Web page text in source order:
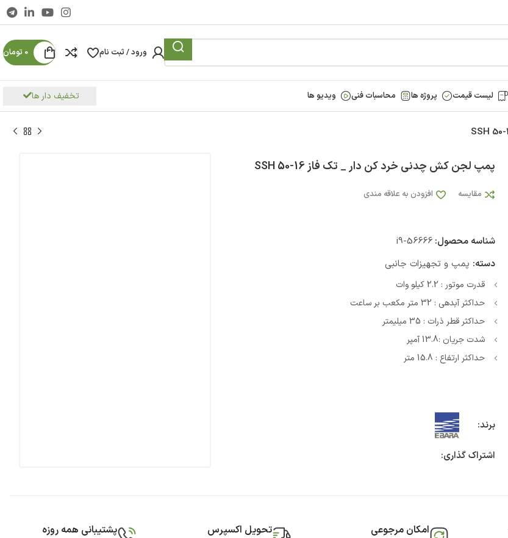
ورود / ثبت نام 0 تومان
لیست قیمت پروژه ها محاسبات فنی ویدیو ها تخفیف دار ها
پمپ لجن کش چدنی خرد کن دار _ تک فاز SSH 50-16
مقایسه افزودن به علاقه مندی
شناسه محصول:i9-56666
دسته: پمپ و تجهیزات جانبی
قدرت موتور : 2.2 کیلو وات
حداکثر آبدهی : 32 متر مکعب بر ساعت
حداکثر قطر ذرات : 35 میلیمتر
شدت جریان :13.8 آمپر
حداکثر ارتفاع : 15.8 متر
برند:
اشتراک گذاری:
امکان مرجوعی تحویل اکسپرس پشتیبانی همه روزه